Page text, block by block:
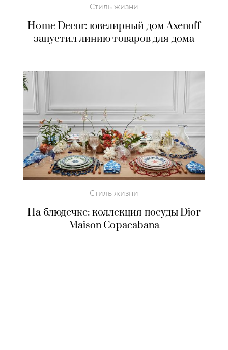
Стиль жизни
Home Decor: ювелирный дом Axenoff
запустил линию товаров для дома
Стиль жизни
На блюдечке: коллекция посуды Dior
Maison Copacabana